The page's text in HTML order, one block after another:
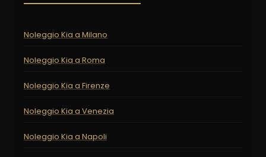
Noleggio Kia a Milano
Noleggio Kia a Roma
Noleggio Kia a Firenze
Noleggio Kia a Venezia
Noleggio Kia a Napoli